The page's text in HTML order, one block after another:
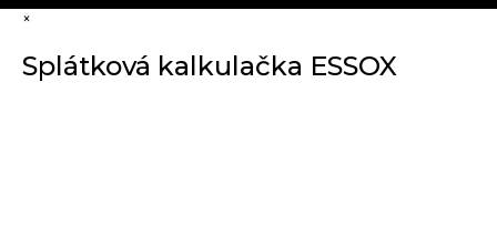
×
Splátková kalkulačka ESSOX